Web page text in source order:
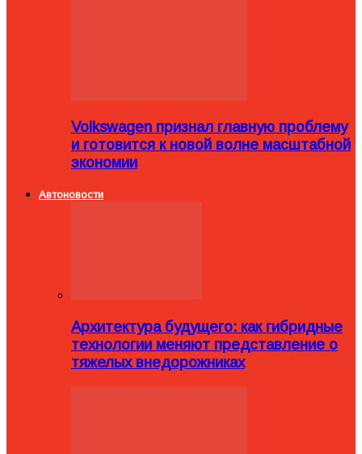
Volkswagen признал главную проблему
и готовится к новой волне масштабной
экономии
Автоновости
Архитектура будущего: как гибридные
технологии меняют представление о
тяжелых внедорожниках